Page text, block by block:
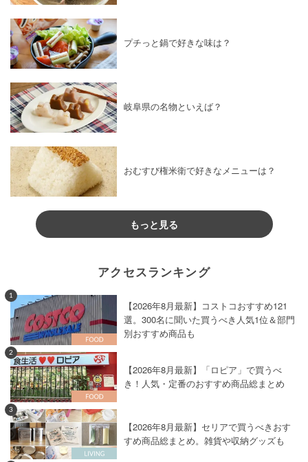
プチっと鍋で好きな味は？
岐阜県の名物といえば？
おむすび権米衛で好きなメニューは？
もっと見る
アクセスランキング
1
【2026年8月最新】コストコおすすめ121
選。300名に聞いた買うべき人気1位＆部門
別おすすめ商品も
2
【2026年8月最新】「ロピア」で買うべ
き！人気・定番のおすすめ商品総まとめ
3
【2026年8月最新】セリアで買うべきおす
すめ商品総まとめ。雑貨や収納グッズも